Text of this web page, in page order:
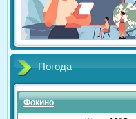
Погода
Фокино